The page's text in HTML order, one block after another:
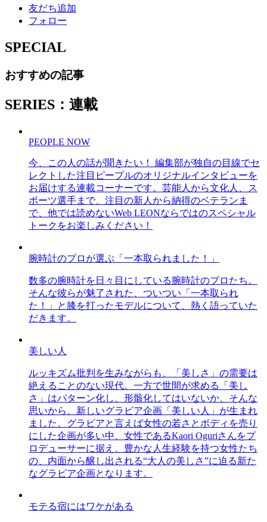
友だち追加
フォロー
SPECIAL
おすすめの記事
SERIES：連載
PEOPLE NOW
今、この人の話が聞きたい！ 編集部が独自の目線でセ
レクトした注目ピープルのオリジナルインタビューを
お届けする連載コーナーです。芸能人から文化人、ス
ポーツ選手まで、注目の新人から納得のベテランま
で、他では読めないWeb LEONならではのスペシャル
トークをお楽しみください！
腕時計のプロが選ぶ「一本取られました！」
数多の腕時計を日々目にしている腕時計のプロたち。
そんな彼らが魅了された、ついつい「一本取られ
た！」と膝を打ったモデルについて、熱く語っていた
だきます。
美しい人
ルッキズム批判を生みながらも、「美しさ」の需要は
絶えることのない現代。一方で世間が求める「美し
さ」はパターン化し、形骸化してはいないか、そんな
思いから、新しいグラビア企画「美しい人」が生まれ
ました。グラビアと言えば女性の若さとボディを売り
にした企画が多い中、女性であるKaori Oguriさんをプ
ロデューサーに据え、豊かな人生経験を持つ女性たち
の、内面から醸し出される“大人の美しさ”に迫る新た
なグラビア企画となります。
モテる宿にはワケがある